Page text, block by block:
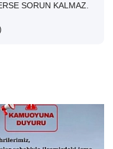
SORUN KALMAZ.